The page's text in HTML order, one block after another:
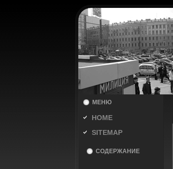
МЕНЮ
HOME
SITEMAP
СОДЕРЖАНИЕ